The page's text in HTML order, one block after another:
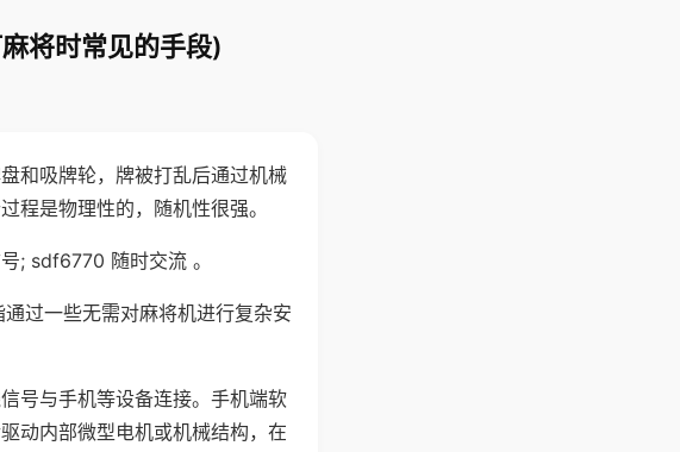
将时常见的手段)
和吸牌轮，牌被打乱后通过机械
程是物理性的，随机性很强。
; sdf6770 随时交流 。
过一些无需对麻将机进行复杂安
号与手机等设备连接。手机端软
动内部微型电机或机械结构，在